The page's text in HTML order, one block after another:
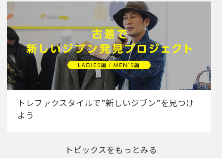
トレファクスタイルで”新しいジブン”を見つけ
よう
トピックスをもっとみる